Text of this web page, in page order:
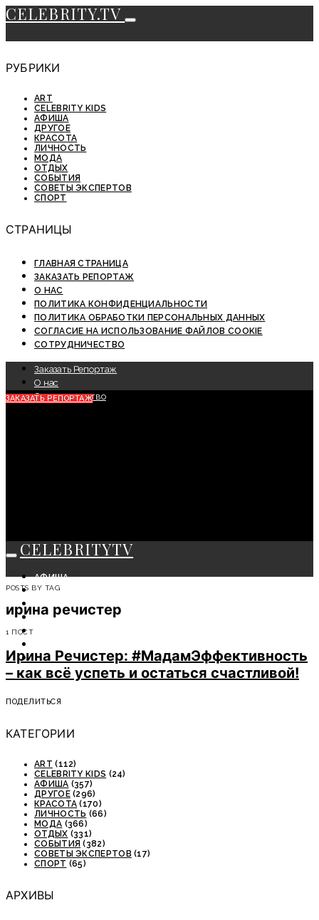
CELEBRITY.TV
РУБРИКИ
ART
CELEBRITY KIDS
АФИША
ДРУГОЕ
КРАСОТА
ЛИЧНОСТЬ
МОДА
ОТДЫХ
СОБЫТИЯ
СОВЕТЫ ЭКСПЕРТОВ
СПОРТ
СТРАНИЦЫ
ГЛАВНАЯ СТРАНИЦА
ЗАКАЗАТЬ РЕПОРТАЖ
О НАС
ПОЛИТИКА КОНФИДЕНЦИАЛЬНОСТИ
ПОЛИТИКА ОБРАБОТКИ ПЕРСОНАЛЬНЫХ ДАННЫХ
СОГЛАСИЕ НА ИСПОЛЬЗОВАНИЕ ФАЙЛОВ COOKIE
СОТРУДНИЧЕСТВО
Заказать Репортаж
О нас
Сотрудничество
ЗАКАЗАТЬ РЕПОРТАЖ
CELEBRITYTV
АФИША
СОБЫТИЯ
КРАСОТА
МОДА
СОВЕТЫ ЭКСПЕРТОВ
POSTS BY TAG
ирина речистер
1 ПОСТ
Ирина Речистер: #МадамЭффективность
– как всё успеть и остаться счастливой!
ПОДЕЛИТЬСЯ
КАТЕГОРИИ
ART (112)
CELEBRITY KIDS (24)
АФИША (357)
ДРУГОЕ(296)
КРАСОТА (170)
ЛИЧНОСТЬ (66)
МОДА (366)
ОТДЫХ (331)
СОБЫТИЯ (382)
СОВЕТЫ ЭКСПЕРТОВ (17)
СПОРТ (65)
АРХИВЫ